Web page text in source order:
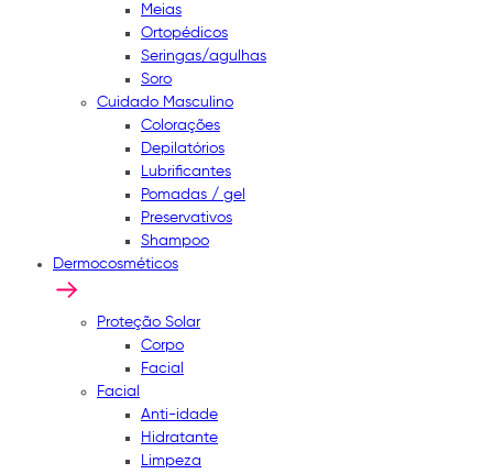
Meias
Ortopédicos
Seringas/agulhas
Soro
Cuidado Masculino
Colorações
Depilatórios
Lubrificantes
Pomadas / gel
Preservativos
Shampoo
Dermocosméticos
Proteção Solar
Corpo
Facial
Facial
Anti-idade
Hidratante
Limpeza